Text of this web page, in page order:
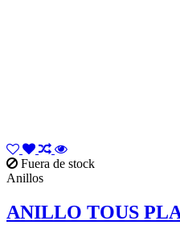
Fuera de stock
Anillos
ANILLO TOUS